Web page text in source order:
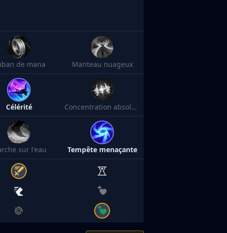
de mana Manteau nuageux
Célérité Concentration absolue
sur l'eau Tempête menaçante